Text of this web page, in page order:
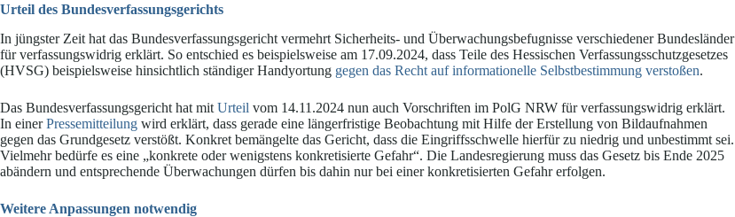
Urteil des Bundesverfassungsgerichts
In jüngster Zeit hat das Bundesverfassungsgericht vermehrt Sicherheits- und Überwachungsbefugnisse verschiedener Bundesländer
für verfassungswidrig erklärt. So entschied es beispielsweise am 17.09.2024, dass Teile des Hessischen Verfassungsschutzgesetzes
(HVSG) beispielsweise hinsichtlich ständiger Handyortung gegen das Recht auf informationelle Selbstbestimmung verstoßen.
Das Bundesverfassungsgericht hat mit Urteil vom 14.11.2024 nun auch Vorschriften im PolG NRW für verfassungswidrig erklärt.
In einerPressemitteilung wird erklärt, dass gerade eine längerfristige Beobachtung mit Hilfe der Erstellung von Bildaufnahmen
gegen das Grundgesetz verstößt. Konkret bemängelte das Gericht, dass die Eingriffsschwelle hierfür zu niedrig und unbestimmt sei.
Vielmehr bedürfe es eine „konkrete oder wenigstens konkretisierte Gefahr“. Die Landesregierung muss das Gesetz bis Ende 2025
abändern und entsprechende Überwachungen dürfen bis dahin nur bei einer konkretisierten Gefahr erfolgen.
Weitere Anpassungen notwendig